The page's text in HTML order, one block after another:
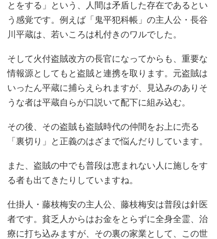
とをする」という、人間は矛盾した存在であるとい
う感覚です。例えば「鬼平犯科帳」の主人公・長谷
川平蔵は、若いころは札付きのワルでした。
そして火付盗賊改方の長官になってからも、重要な
情報源としてもと盗賊と連携を取ります。元盗賊は
いったん平蔵に捕らえられますが、見込みのありそ
うな者は平蔵自らが口説いて配下に組み込む。
その後、その盗賊も盗賊時代の仲間をお上に売る
「裏切り」と正義のはざまで悩んだりしています。
また、盗賊の中でも普段は恵まれない人に施しをす
る者も出てきたりしていますね。
仕掛人・藤枝梅安の主人公、藤枝梅安は普段は針医
者です。貧乏人からはお金をとらずに全身全霊、治
療に打ち込みますが、その裏の家業として、この世